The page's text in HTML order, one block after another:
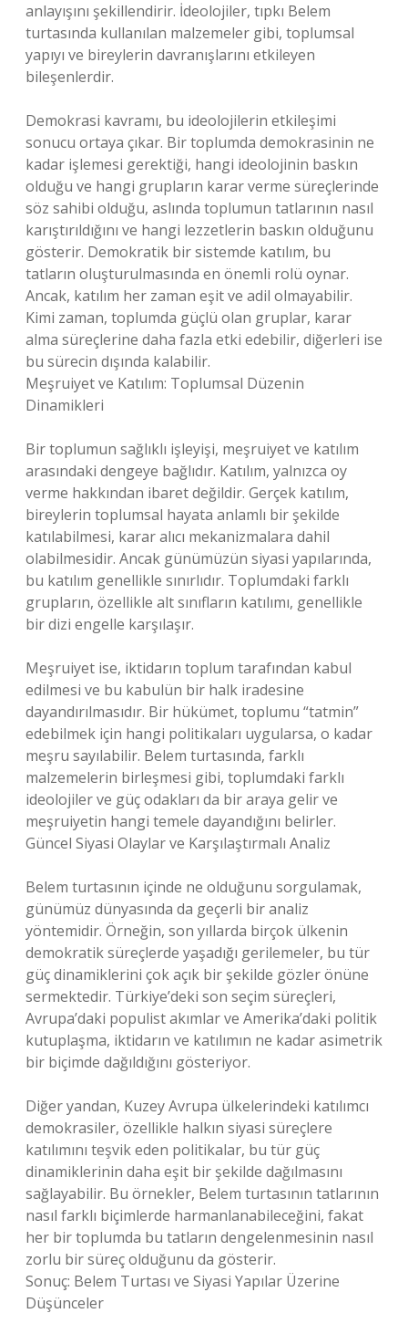
anlayışını şekillendirir. İdeolojiler, tıpkı Belem
turtasında kullanılan malzemeler gibi, toplumsal
yapıyı ve bireylerin davranışlarını etkileyen
bileşenlerdir.
Demokrasi kavramı, bu ideolojilerin etkileşimi
sonucu ortaya çıkar. Bir toplumda demokrasinin ne
kadar işlemesi gerektiği, hangi ideolojinin baskın
olduğu ve hangi grupların karar verme süreçlerinde
söz sahibi olduğu, aslında toplumun tatlarının nasıl
karıştırıldığını ve hangi lezzetlerin baskın olduğunu
gösterir. Demokratik bir sistemde katılım, bu
tatların oluşturulmasında en önemli rolü oynar.
Ancak, katılım her zaman eşit ve adil olmayabilir.
Kimi zaman, toplumda güçlü olan gruplar, karar
alma süreçlerine daha fazla etki edebilir, diğerleri ise
bu sürecin dışında kalabilir.
Meşruiyet ve Katılım: Toplumsal Düzenin
Dinamikleri
Bir toplumun sağlıklı işleyişi, meşruiyet ve katılım
arasındaki dengeye bağlıdır. Katılım, yalnızca oy
verme hakkından ibaret değildir. Gerçek katılım,
bireylerin toplumsal hayata anlamlı bir şekilde
katılabilmesi, karar alıcı mekanizmalara dahil
olabilmesidir. Ancak günümüzün siyasi yapılarında,
bu katılım genellikle sınırlıdır. Toplumdaki farklı
grupların, özellikle alt sınıfların katılımı, genellikle
bir dizi engelle karşılaşır.
Meşruiyet ise, iktidarın toplum tarafından kabul
edilmesi ve bu kabulün bir halk iradesine
dayandırılmasıdır. Bir hükümet, toplumu “tatmin”
edebilmek için hangi politikaları uygularsa, o kadar
meşru sayılabilir. Belem turtasında, farklı
malzemelerin birleşmesi gibi, toplumdaki farklı
ideolojiler ve güç odakları da bir araya gelir ve
meşruiyetin hangi temele dayandığını belirler.
Güncel Siyasi Olaylar ve Karşılaştırmalı Analiz
Belem turtasının içinde ne olduğunu sorgulamak,
günümüz dünyasında da geçerli bir analiz
yöntemidir. Örneğin, son yıllarda birçok ülkenin
demokratik süreçlerde yaşadığı gerilemeler, bu tür
güç dinamiklerini çok açık bir şekilde gözler önüne
sermektedir. Türkiye’deki son seçim süreçleri,
Avrupa’daki populist akımlar ve Amerika’daki politik
kutuplaşma, iktidarın ve katılımın ne kadar asimetrik
bir biçimde dağıldığını gösteriyor.
Diğer yandan, Kuzey Avrupa ülkelerindeki katılımcı
demokrasiler, özellikle halkın siyasi süreçlere
katılımını teşvik eden politikalar, bu tür güç
dinamiklerinin daha eşit bir şekilde dağılmasını
sağlayabilir. Bu örnekler, Belem turtasının tatlarının
nasıl farklı biçimlerde harmanlanabileceğini, fakat
her bir toplumda bu tatların dengelenmesinin nasıl
zorlu bir süreç olduğunu da gösterir.
Sonuç: Belem Turtası ve Siyasi Yapılar Üzerine
Düşünceler